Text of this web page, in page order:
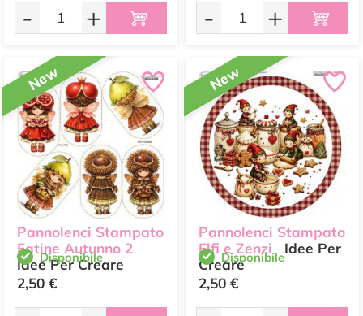
- + - +
New
Pannolenci Stampato
Fatine Autunno 2
Idee Per Creare
Disponibile
2,50 €
New
Pannolenci Stampato
Elfi e Zenzi
Idee Per
CreareDisponibile
2,50 €